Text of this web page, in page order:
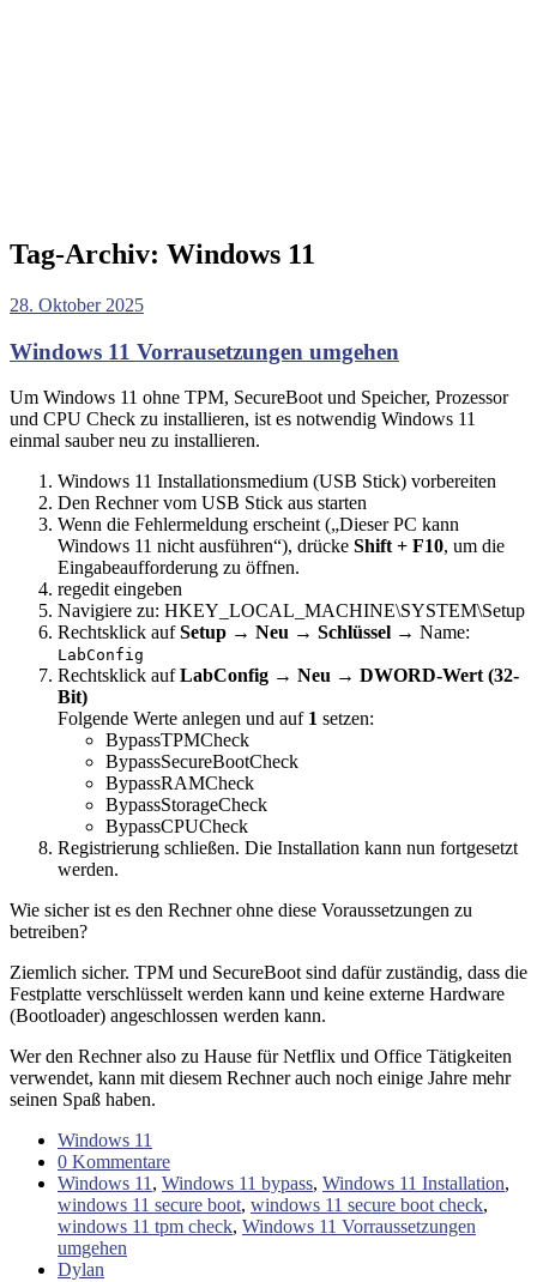
Tag-Archiv: Windows 11
28. Oktober 2025
Windows 11 Vorrausetzungen umgehen
Um Windows 11 ohne TPM, SecureBoot und Speicher, Prozessor
und CPU Check zu installieren, ist es notwendig Windows 11
einmal sauber neu zu installieren.
Windows 11 Installationsmedium (USB Stick) vorbereiten
Den Rechner vom USB Stick aus starten
Wenn die Fehlermeldung erscheint („Dieser PC kann
Windows 11 nicht ausführen“), drücke Shift + F10, um die
Eingabeaufforderung zu öffnen.
regedit eingeben
Navigiere zu: HKEY_LOCAL_MACHINE\SYSTEM\Setup
Rechtsklick aufSetup → Neu → Schlüssel → Name:
LabConfig
Rechtsklick aufLabConfig → Neu → DWORD-Wert (32-
Bit)
Folgende Werte anlegen und auf 1 setzen:
BypassTPMCheck
BypassSecureBootCheck
BypassRAMCheck
BypassStorageCheck
BypassCPUCheck
Registrierung schließen. Die Installation kann nun fortgesetzt
werden.
Wie sicher ist es den Rechner ohne diese Voraussetzungen zu
betreiben?
Ziemlich sicher. TPM und SecureBoot sind dafür zuständig, dass die
Festplatte verschlüsselt werden kann und keine externe Hardware
(Bootloader) angeschlossen werden kann.
Wer den Rechner also zu Hause für Netflix und Office Tätigkeiten
verwendet, kann mit diesem Rechner auch noch einige Jahre mehr
seinen Spaß haben.
Windows 11
0 Kommentare
Windows 11 , Windows 11 bypass, Windows 11 Installation,
windows 11 secure boot, windows 11 secure boot check,
windows 11 tpm check, Windows 11 Vorraussetzungen
umgehen
Dylan